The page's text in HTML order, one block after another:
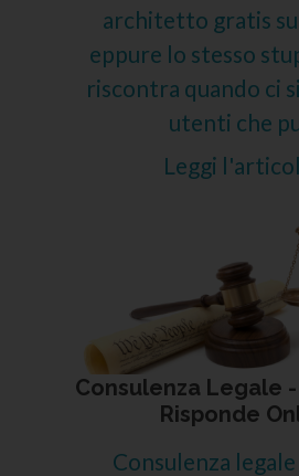
architetto gratis
eppure lo stesso
riscontra quando ci
utenti che
Leggi
Consulenza Legale
Risponde
Consulenza